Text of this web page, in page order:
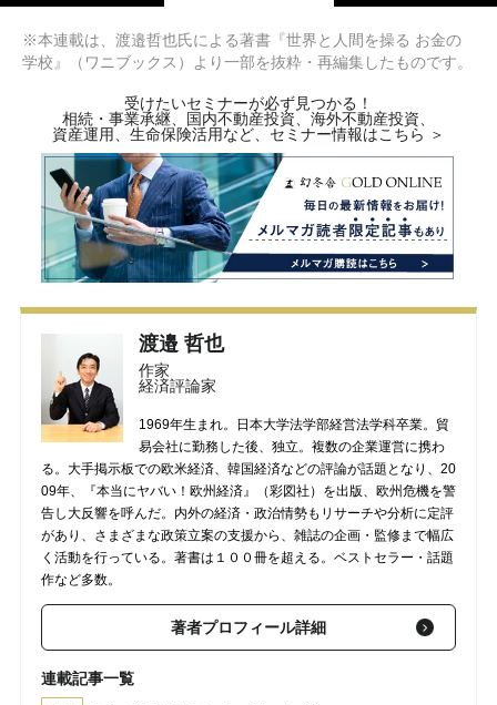
※本連載は、渡邉哲也氏による著書『世界と人間を操る お金の
学校』（ワニブックス）より一部を抜粋・再編集したものです。
受けたいセミナーが必ず見つかる！
相続・事業承継、国内不動産投資、海外不動産投資、
資産運用、生命保険活用など、セミナー情報はこちら ＞
渡邉 哲也
作家
経済評論家
1969年生まれ。日本大学法学部経営法学科卒業。貿
易会社に勤務した後、独立。複数の企業運営に携わ
る。大手掲示板での欧米経済、韓国経済などの評論が話題となり、20
09年、『本当にヤバい！欧州経済』（彩図社）を出版、欧州危機を警
告し大反響を呼んだ。内外の経済・政治情勢もリサーチや分析に定評
があり、さまざまな政策立案の支援から、雑誌の企画・監修まで幅広
く活動を行っている。著書は１００冊を超える。ベストセラー・話題
作など多数。
著者プロフィール詳細
連載記事一覧